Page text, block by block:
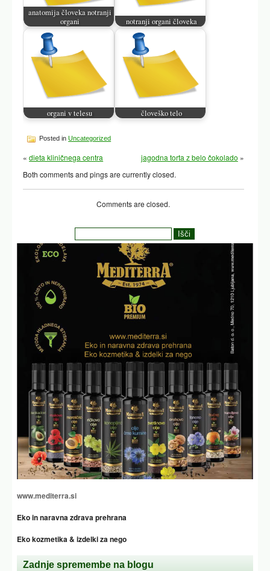
anatomija človeka notranji
organi
notranji organi človeka
organi v telesu človeško telo
Posted inUncategorized
«dieta kliničnega centra jagodna torta z belo čokolado »
Both comments and pings are currently closed.
Comments are closed.
www.mediterra.si
Eko in naravna zdrava prehrana
Eko kozmetika & izdelki za nego
Zadnje spremembe na blogu